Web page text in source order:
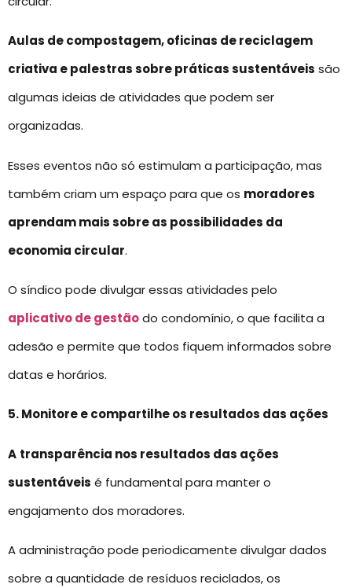
Aulas de compostagem, oficinas de reciclagem
criativa e palestras sobre práticas sustentáveis são
algumas ideias de atividades que podem ser
organizadas.
Esses eventos não só estimulam a participação, mas
também criam um espaço para que os moradores
aprendam mais sobre as possibilidades da
economia circular.
O síndico pode divulgar essas atividades pelo
aplicativo de gestãodo condomínio, o que facilita a
adesão e permite que todos fiquem informados sobre
datas e horários.
5. Monitore e compartilhe os resultados das ações
A transparência nos resultados das ações
sustentáveis é fundamental para manter o
engajamento dos moradores.
A administração pode periodicamente divulgar dados
sobre a quantidade de resíduos reciclados, os